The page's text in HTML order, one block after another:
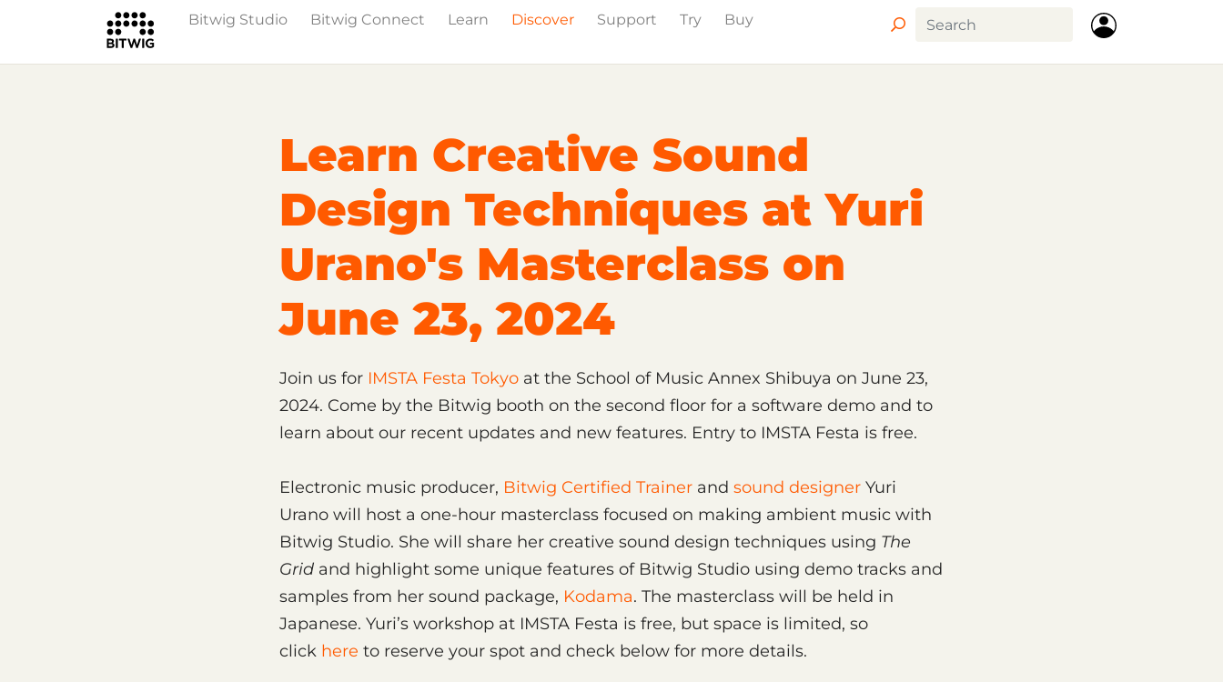
Bitwig Studio Bitwig Connect Learn Discover Support Try
Buy
Overview
Learn Creative Sound
Design Techniques at Yuri
Urano's Masterclass on
June 23, 2024
Join us for IMSTA Festa Tokyo at the School of Music Annex Shibuya on June 23,
2024. Come by the Bitwig booth on the second floor for a software demo and to
learn about our recent updates and new features. Entry to IMSTA Festa is free.
Electronic music producer, Bitwig Certified Trainer and sound designer Yuri
Urano will host a one-hour masterclass focused on making ambient music with
Bitwig Studio. She will share her creative sound design techniques using The
Grid and highlight some unique features of Bitwig Studio using demo tracks and
samples from her sound package, Kodama. The masterclass will be held in
Japanese. Yuri’s workshop at IMSTA Festa is free, but space is limited, so
click here to reserve your spot and check below for more details.